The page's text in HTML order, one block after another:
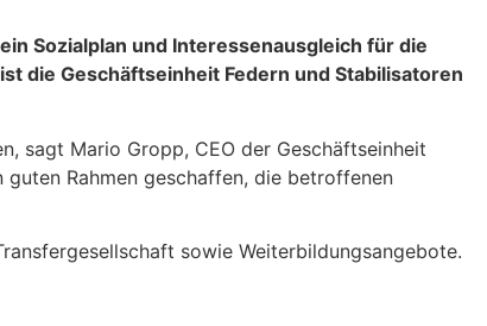
Sozialplan und Interessenausgleich für die
die Geschäftseinheit Federn und Stabilisatoren
sagt Mario Gropp, CEO der Geschäftseinheit
guten Rahmen geschaffen, die betroffenen
sowie Weiterbildungsangebote.